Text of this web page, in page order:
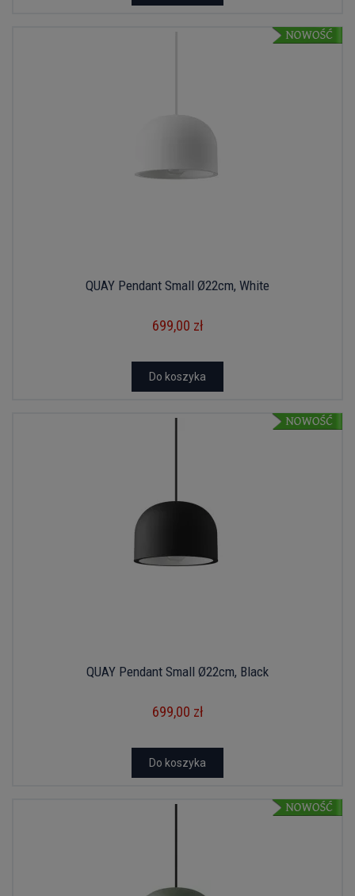
QUAY Pendant Small Ø22cm, White
699,00 zł
Do koszyka
QUAY Pendant Small Ø22cm, Black
699,00 zł
Do koszyka